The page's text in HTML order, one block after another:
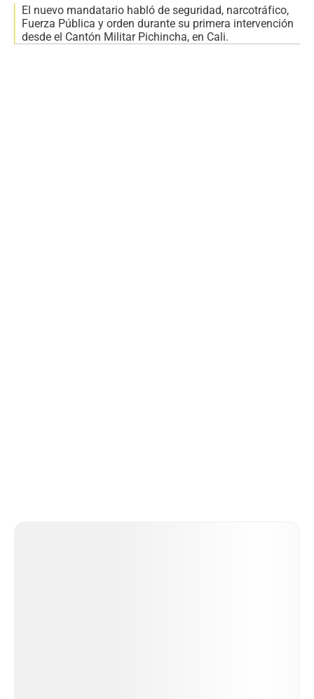
El nuevo mandatario habló de seguridad, narcotráfico,
Fuerza Pública y orden durante su primera intervención
desde el Cantón Militar Pichincha, en Cali.